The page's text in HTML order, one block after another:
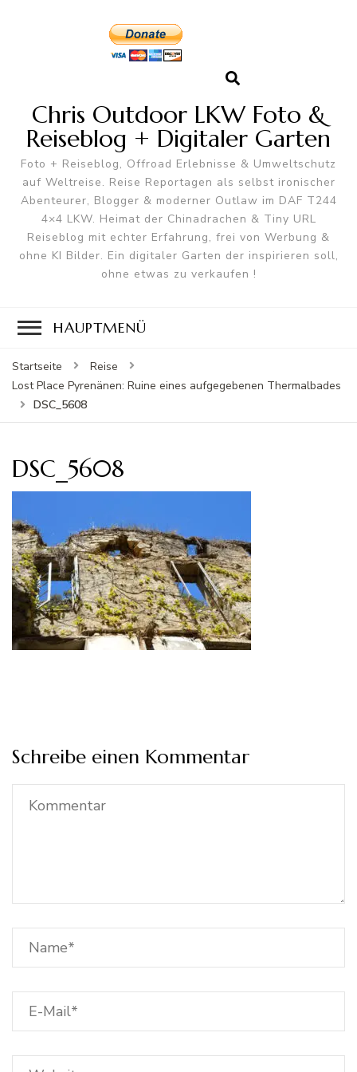
Chris Outdoor LKW Foto &
Reiseblog + Digitaler Garten
Foto + Reiseblog, Offroad Erlebnisse & Umweltschutz
auf Weltreise. Reise Reportagen als selbst ironischer
Abenteurer, Blogger & moderner Outlaw im DAF T244
4×4 LKW. Heimat der Chinadrachen & Tiny URL
Reiseblog mit echter Erfahrung, frei von Werbung &
ohne KI Bilder. Ein digitaler Garten der inspirieren soll,
ohne etwas zu verkaufen !
HAUPTMENÜ
Startseite
Reise
Lost Place Pyrenänen: Ruine eines aufgegebenen Thermalbades
DSC_5608
DSC_5608
Schreibe einen Kommentar